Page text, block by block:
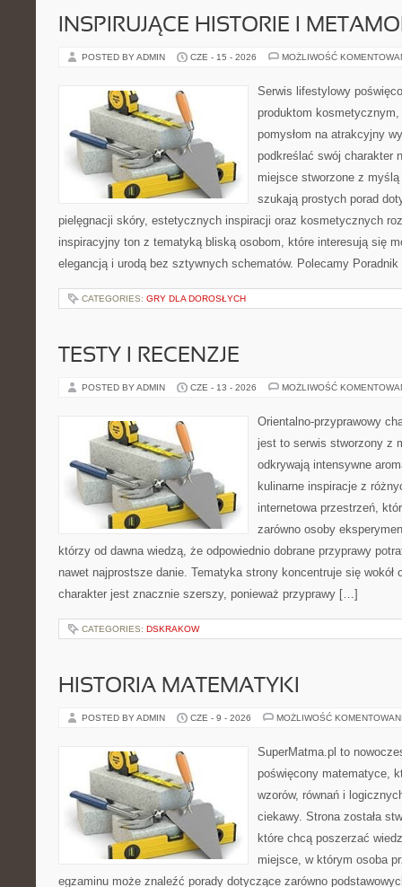
INSPIRUJĄCE HISTORIE I
POSTED BY ADMIN CZE - 15 - 2026 MOŻLIWOŚĆ
Serwis lifestylowy
produktom
pomysłom na atrakcyjny
podkreślać swój charakter
miejsce stworzone z
szukają prostych porad
pielęgnacji skóry, estetycznych inspiracji oraz kosmetycznych
inspiracyjny ton z tematyką bliską osobom, które interesują się
elegancją i urodą bez sztywnych schematów. Polecamy
CATEGORIES: GRY DLA DOROSŁYCH
TESTY I RECENZJE
POSTED BY ADMIN CZE - 13 - 2026 MOŻLIWOŚĆ
Orientalno-przyprawowy
jest to serwis stworzony z
odkrywają intensywne
kulinarne inspiracje z
internetowa przestrzeń,
zarówno osoby
którzy od dawna wiedzą, że odpowiednio dobrane przyprawy
nawet najprostsze danie. Tematyka strony koncentruje się wokół
charakter jest znacznie szerszy, ponieważ przyprawy […]
CATEGORIES: DSKRAKOW
HISTORIA MATEMATYKI
POSTED BY ADMIN CZE - 9 - 2026 MOŻLIWOŚĆ
SuperMatma.pl to
poświęcony matematyce,
wzorów, równań i
ciekawy. Strona została
które chcą poszerzać
miejsce, w którym osoba
egzaminu może znaleźć porady dotyczące zarówno